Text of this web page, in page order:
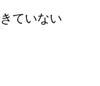
ていない